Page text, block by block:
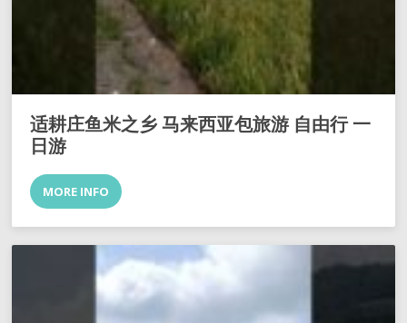
适耕庄鱼米之乡 马来西亚包旅游 自由行 一
日游
MORE INFO